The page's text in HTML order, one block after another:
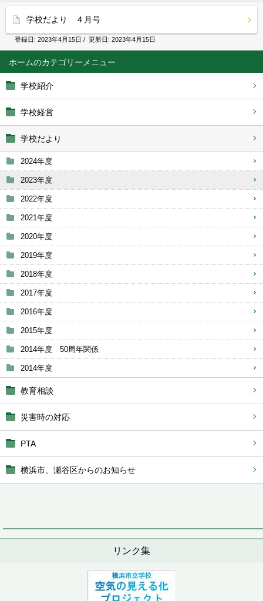
ホーム
学校紹介
学校経営
学校だより
2024年度
2023年度
2022年度
2021年度
2020年度
2019年度
2018年度
2017年度
2016年度
2015年度
2014年度 50周年関係
2014年度
教育相談
災害時の対応
PTA
横浜市、瀬谷区からのお知らせ
リンク集
学校だより ４月号
登録日: 2023年4月15日 / 更新日: 2023年4月15日